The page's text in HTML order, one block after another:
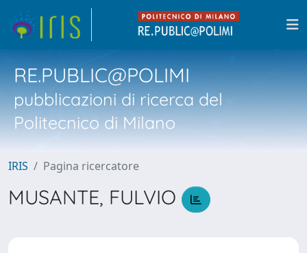
RE.PUBLIC@POLIMI
pubblicazioni di ricerca del
Politecnico di Milano
IRIS Pagina ricercatore
MUSANTE, FULVIO